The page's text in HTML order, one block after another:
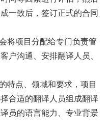
一致后，签订正式的合同
将项目分配给专门负责管
户沟通、安排翻译人员、
特点、领域和要求，项目
合适的翻译人员组成翻译
员的语言能力、专业背景